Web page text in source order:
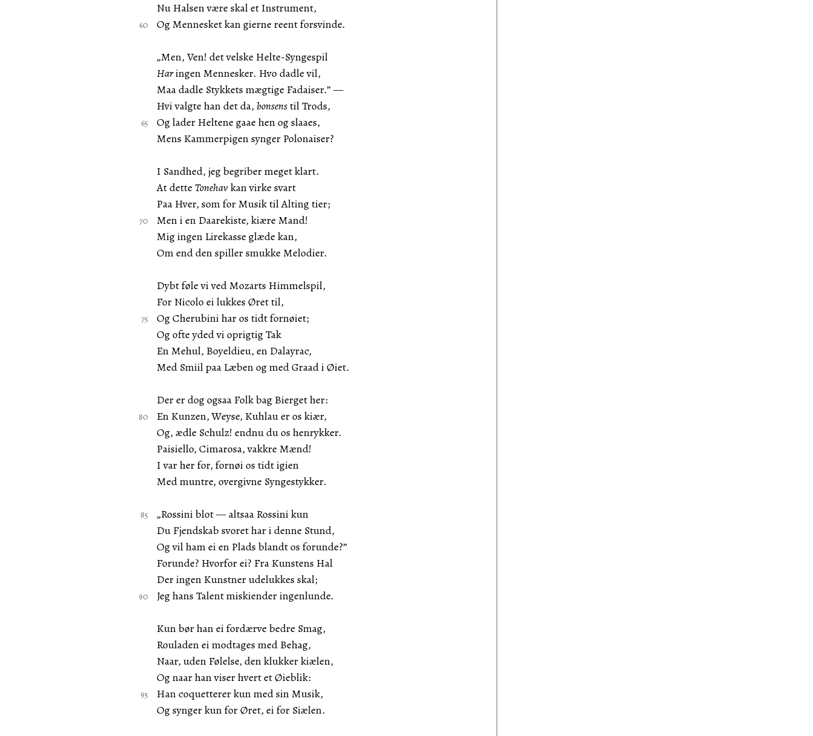
Nu Halsen være skal et Instrument,
Og Mennesket kan gierne reent forsvinde.
„Men, Ven! det velske Helte-Syngespil
Haringen Mennesker. Hvo dadle vil,
Maa dadle Stykkets mægtige Fadaiser.” —
Hvi valgte han det da, bonsenstil Trods,
Og lader Heltene gaae hen og slaaes,
Mens Kammerpigen synger Polonaiser?
I Sandhed, jeg begriber meget klart.
At dette Tonehavkan virke svart
Paa Hver, som for Musik til Alting tier;
Men i en Daarekiste, kiære Mand!
Mig ingen Lirekasse glæde kan,
Om end den spiller smukke Melodier.
Dybt føle vi ved Mozarts Himmelspil,
For Nicolo ei lukkes Øret til,
Og Cherubini har os tidt fornøiet;
Og ofte yded vi oprigtig Tak
En Mehul, Boyeldieu, en Dalayrac,
Med Smiil paa Læben og med Graad i Øiet.
Der er dog ogsaa Folk bag Bierget her:
En Kunzen, Weyse, Kuhlau er os kiær,
Og, ædle Schulz! endnu du os henrykker.
Paisiello, Cimarosa, vakkre Mænd!
I var her for, fornøi os tidt igien
Med muntre, overgivne Syngestykker.
„Rossini blot — altsaa Rossini kun
Du Fjendskab svoret har i denne Stund,
Og vil ham ei en Plads blandt os forunde?”
Forunde? Hvorfor ei? Fra Kunstens Hal
Der ingen Kunstner udelukkes skal;
Jeg hans Talent miskiender ingenlunde.
Kun bør han ei fordærve bedre Smag,
Rouladen ei modtages med Behag,
Naar, uden Følelse, den klukker kiælen,
Og naar han viser hvert et Øieblik:
Han coquetterer kun med sin Musik,
Og synger kun for Øret, ei for Siælen.